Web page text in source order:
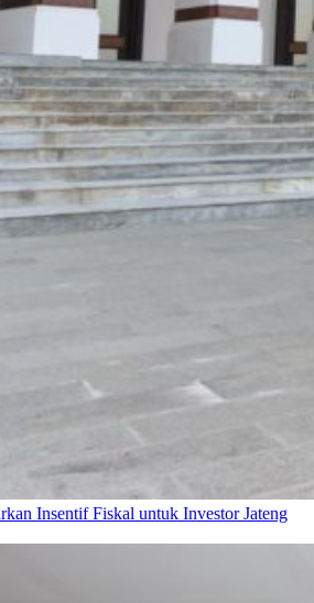
Insentif Fiskal untuk Investor Jateng